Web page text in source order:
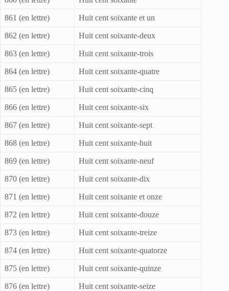
861 (en lettre) Huit cent soixante et un
862 (en lettre) Huit cent soixante-deux
863 (en lettre) Huit cent soixante-trois
864 (en lettre) Huit cent soixante-quatre
865 (en lettre) Huit cent soixante-cinq
866 (en lettre) Huit cent soixante-six
867 (en lettre) Huit cent soixante-sept
868 (en lettre) Huit cent soixante-huit
869 (en lettre) Huit cent soixante-neuf
870 (en lettre) Huit cent soixante-dix
871 (en lettre) Huit cent soixante et onze
872 (en lettre) Huit cent soixante-douze
873 (en lettre) Huit cent soixante-treize
874 (en lettre) Huit cent soixante-quatorze
875 (en lettre) Huit cent soixante-quinze
876 (en lettre) Huit cent soixante-seize